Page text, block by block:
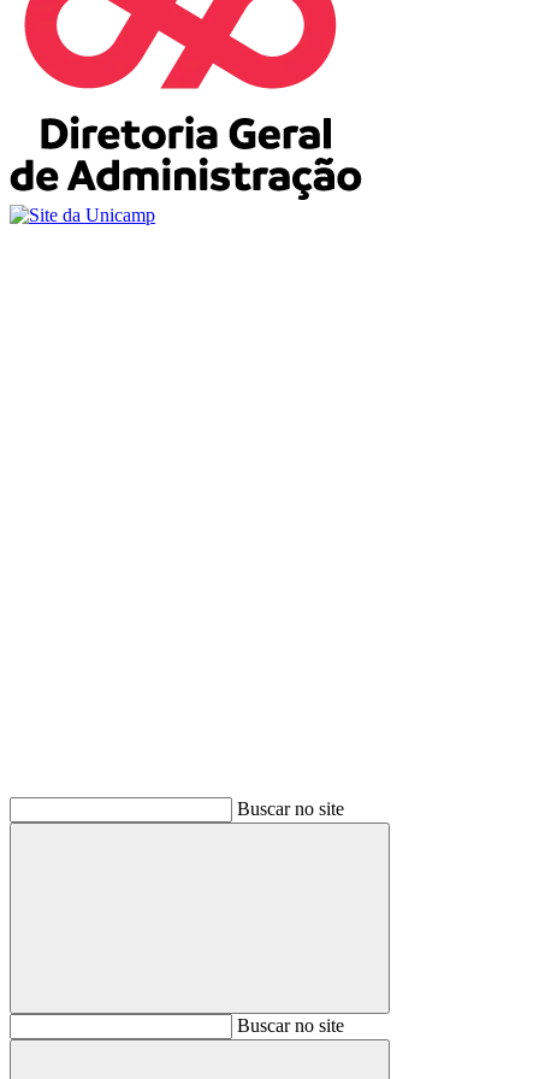
Buscar no site
BuscarBuscar no site